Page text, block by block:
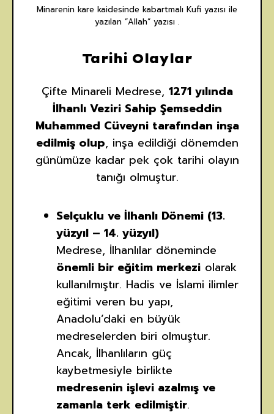
Minarenin kare kaidesinde kabartmalı Kufi yazısı ile
yazılan ”Allah” yazısı .
Tarihi Olaylar
Çifte Minareli Medrese, 1271 yılında
İlhanlı Veziri Sahip Şemseddin
Muhammed Cüveyni tarafından inşa
edilmiş olup, inşa edildiği dönemden
günümüze kadar pek çok tarihi olayın
tanığı olmuştur.
Selçuklu ve İlhanlı Dönemi (13.
yüzyıl – 14. yüzyıl)
Medrese, İlhanlılar döneminde
önemli bir eğitim merkezi olarak
kullanılmıştır. Hadis ve İslami ilimler
eğitimi veren bu yapı,
Anadolu’daki en büyük
medreselerden biri olmuştur.
Ancak, İlhanlıların güç
kaybetmesiyle birlikte
medresenin işlevi azalmış ve
zamanla terk edilmiştir.